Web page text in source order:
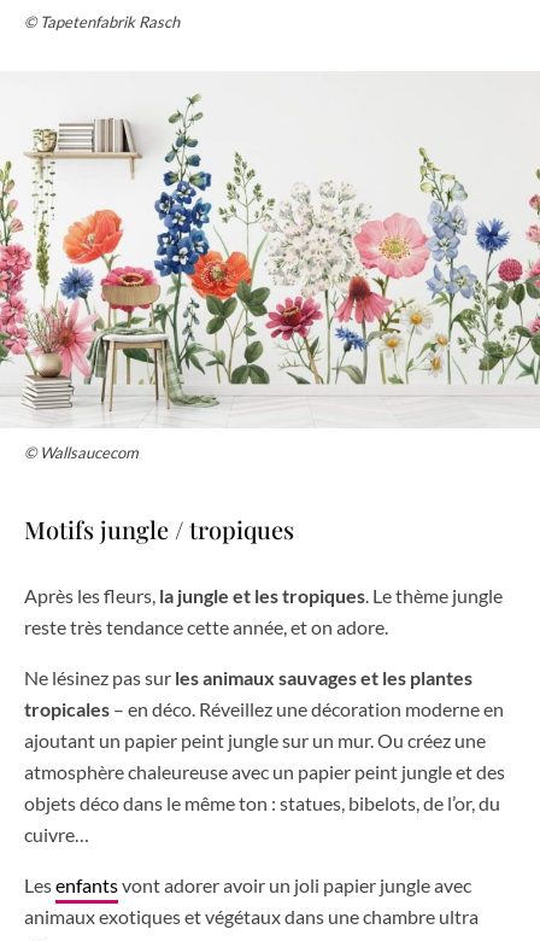
© Tapetenfabrik Rasch
© Wallsaucecom
Motifs jungle / tropiques
Après les fleurs, la jungle et les tropiques . Le thème jungle
reste très tendance cette année, et on adore.
Ne lésinez pas sur les animaux sauvages et les plantes
tropicales – en déco. Réveillez une décoration moderne en
ajoutant un papier peint jungle sur un mur. Ou créez une
atmosphère chaleureuse avec un papier peint jungle et des
objets déco dans le même ton : statues, bibelots, de l’or, du
cuivre…
Lesenfantsvont adorer avoir un joli papier jungle avec
animaux exotiques et végétaux dans une chambre ultra